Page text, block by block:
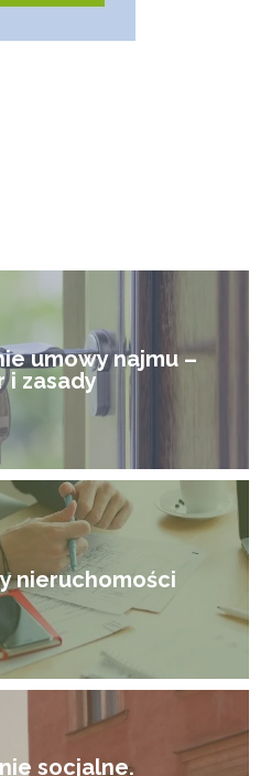
umowy najmu –
i zasady
nieruchomości
socjalne.